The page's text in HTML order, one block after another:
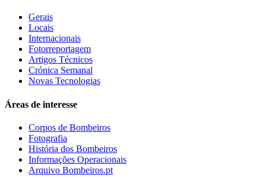
Gerais
Locais
Internacionais
Fotorreportagem
Artigos Técnicos
Crónica Semanal
Novas Tecnologias
Áreas de interesse
Corpos de Bombeiros
Fotografia
História dos Bombeiros
Informações Operacionais
Arquivo Bombeiros.pt